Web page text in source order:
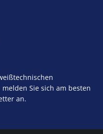
Sie sich am besten
an.